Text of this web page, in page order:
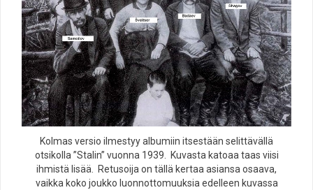
Kolmas versio ilmestyy albumiin itsestään selittävällä
otsikolla ”Stalin” vuonna 1939. Kuvasta katoaa taas viisi
ihmistä lisää. Retusoija on tällä kertaa asiansa osaava,
vaikka koko joukko luonnottomuuksia edelleen kuvassa